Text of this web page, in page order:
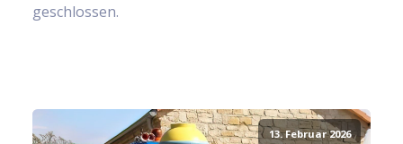
geschlossen.
13. Februar 2026